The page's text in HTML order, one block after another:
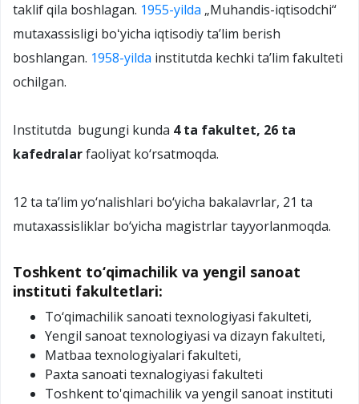
taklif qila boshlagan. 1955-yilda „Muhandis-iqtisodchi“
mutaxassisligi boʻyicha iqtisodiy taʼlim berish
boshlangan. 1958-yilda institutda kechki taʼlim fakulteti
ochilgan.
Institutda bugungi kunda 4 ta fakultet, 26 ta
kafedralarfaoliyat ko‘rsatmoqda.
12 ta ta’lim yo‘nalishlari bo‘yicha bakalavrlar, 21 ta
mutaxassisliklar bo‘yicha magistrlar tayyorlanmoqda.
Toshkent to‘qimachilik va yengil sanoat
instituti fakultetlari:
To‘qimachilik sanoati texnologiyasi fakulteti,
Yengil sanoat tеxnologiyasi va dizayn fakulteti,
Matbaa texnologiyalari fakulteti,
Paxta sanoati texnalogiyasi fakulteti
Toshkent to'qimachilik va yengil sanoat instituti